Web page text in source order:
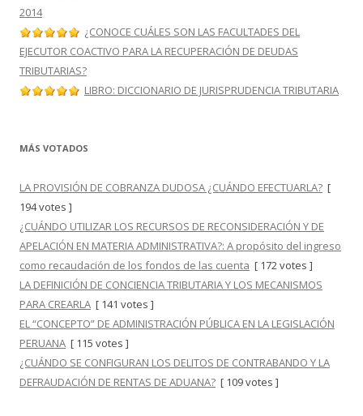
2014
¿CONOCE CUÁLES SON LAS FACULTADES DEL
EJECUTOR COACTIVO PARA LA RECUPERACIÓN DE DEUDAS
TRIBUTARIAS?
LIBRO: DICCIONARIO DE JURISPRUDENCIA TRIBUTARIA
MÁS VOTADOS
LA PROVISIÓN DE COBRANZA DUDOSA ¿CUÁNDO EFECTUARLA? [
194 votes ]
¿CUÁNDO UTILIZAR LOS RECURSOS DE RECONSIDERACIÓN Y DE
APELACIÓN EN MATERIA ADMINISTRATIVA?: A propósito del ingreso
como recaudación de los fondos de las cuenta [ 172 votes ]
LA DEFINICIÓN DE CONCIENCIA TRIBUTARIA Y LOS MECANISMOS
PARA CREARLA [ 141 votes ]
EL “CONCEPTO” DE ADMINISTRACIÓN PÚBLICA EN LA LEGISLACIÓN
PERUANA [ 115 votes ]
¿CUÁNDO SE CONFIGURAN LOS DELITOS DE CONTRABANDO Y LA
DEFRAUDACIÓN DE RENTAS DE ADUANA? [ 109 votes ]